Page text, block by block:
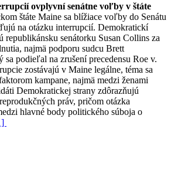
ovplyvní senátne voľby v štáte
štáte Maine sa blížiace voľby do Senátu
na otázku interrupcií. Demokratickí
republikánsku senátorku Susan Collins za
najmä podporu sudcu Brett
sa podieľal na zrušení precedensu Roe v.
zostávajú v Maine legálne, téma sa
kampane, najmä medzi ženami
Demokratickej strany zdôrazňujú
práv, pričom otázka
hlavné body politického súboja o